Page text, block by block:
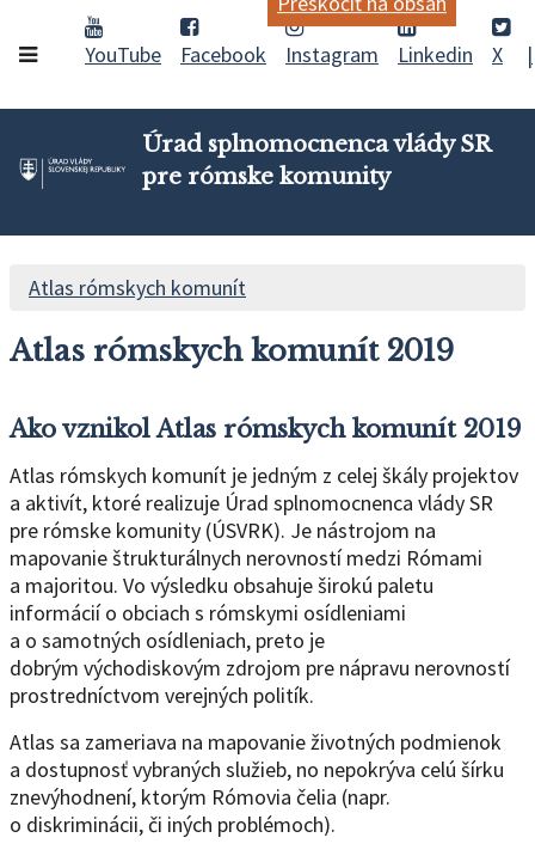
YouTube
Facebook Instagram Linkedin X
Úrad splnomocnenca vlády SR
pre rómske komunity
Atlas rómskych komunít
Atlas rómskych komunít 2019
Ako vznikol Atlas rómskych komunít 2019
Atlas rómskych komunít je jedným z celej škály projektov
a aktivít, ktoré realizuje Úrad splnomocnenca vlády SR
pre rómske komunity (ÚSVRK). Je nástrojom na
mapovanie štrukturálnych nerovností medzi Rómami
a majoritou. Vo výsledku obsahuje širokú paletu
informácií o obciach s rómskymi osídleniami
a o samotných osídleniach, preto je
dobrým východiskovým zdrojom pre nápravu nerovností
prostredníctvom verejných politík.
Atlas sa zameriava na mapovanie životných podmienok
a dostupnosť vybraných služieb, no nepokrýva celú šírku
znevýhodnení, ktorým Rómovia čelia (napr.
o diskriminácii, či iných problémoch).